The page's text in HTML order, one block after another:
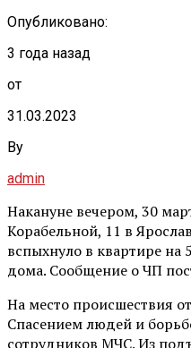
Опубликовано:
3 года назад
от
31.03.2023
By
admin
Накануне вечером, 30
Корабельной, 11 в
вспыхнуло в квартире на
дома. Сообщение о ЧП
На место происшествия
Спасением людей и
сотрудников МЧС. Из